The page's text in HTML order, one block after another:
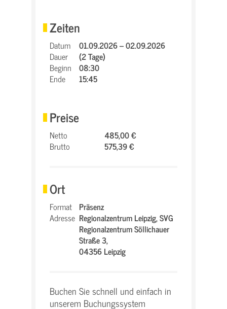
Zeiten
Datum
01.09.2026 – 02.09.2026
Dauer
(2 Tage)
Beginn
08:30
Ende
15:45
Preise
Netto
485,00 €
Brutto
575,39 €
Ort
Format Präsenz
Adresse Regionalzentrum Leipzig,SVG
Regionalzentrum Söllichauer
Straße 3,
04356 Leipzig
Buchen Sie schnell und einfach in
unserem Buchungssystem